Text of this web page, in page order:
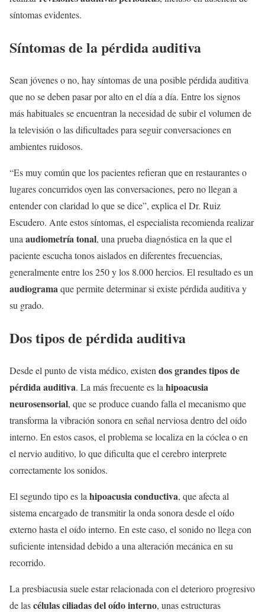
síntomas evidentes.
Síntomas de la pérdida auditiva
Sean jóvenes o no, hay síntomas de una posible pérdida auditiva
que no se deben pasar por alto en el día a día. Entre los signos
más habituales se encuentran la necesidad de subir el volumen de
la televisión o las dificultades para seguir conversaciones en
ambientes ruidosos.
“Es muy común que los pacientes refieran que en restaurantes o
lugares concurridos oyen las conversaciones, pero no llegan a
entender con claridad lo que se dice”, explica el Dr. Ruiz
Escudero. Ante estos síntomas, el especialista recomienda realizar
unaaudiometría tonal, una prueba diagnóstica en la que el
paciente escucha tonos aislados en diferentes frecuencias,
generalmente entre los 250 y los 8.000 hercios. El resultado es un
audiogramaque permite determinar si existe pérdida auditiva y
su grado.
Dos tipos de pérdida auditiva
Desde el punto de vista médico, existen dos grandes tipos de
pérdida auditiva. La más frecuente es la hipoacusia
neurosensorial, que se produce cuando falla el mecanismo que
transforma la vibración sonora en señal nerviosa dentro del oído
interno. En estos casos, el problema se localiza en la cóclea o en
el nervio auditivo, lo que dificulta que el cerebro interprete
correctamente los sonidos.
El segundo tipo es la hipoacusia conductiva, que afecta al
sistema encargado de transmitir la onda sonora desde el oído
externo hasta el oído interno. En este caso, el sonido no llega con
suficiente intensidad debido a una alteración mecánica en su
recorrido.
La presbiacusia suele estar relacionada con el deterioro progresivo
de lascélulas ciliadas del oído interno, unas estructuras